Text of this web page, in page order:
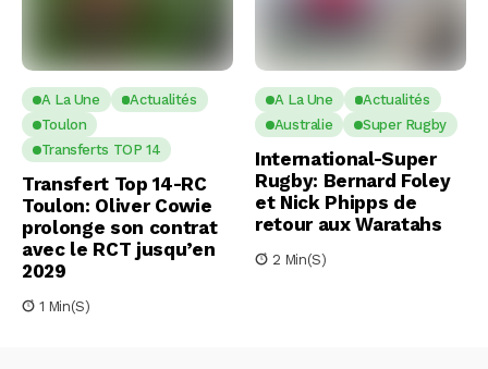
A La Une
Actualités
Toulon
Transferts TOP 14
Transfert Top 14-RC
Toulon: Oliver Cowie
prolonge son contrat
avec le RCT jusqu’en
2029
1 Min(s)
A La Une
Actualités
Australie
Super Rugby
International-Super
Rugby: Bernard Foley
et Nick Phipps de
retour aux Waratahs
2 Min(s)